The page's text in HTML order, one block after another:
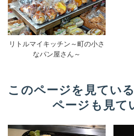
リトルマイキッチン～町の小さ
なパン屋さん～
このページを見てい
ページも見て